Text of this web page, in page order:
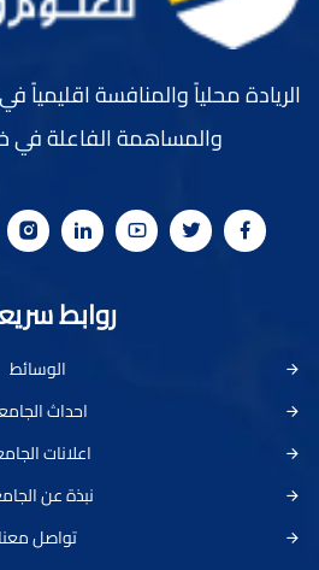
الريادة محلياً والمنافسة اقليمياً
والمساهمة الفاعلة في
روابط
الوسائط
احداث
اعلانات
نبذة عن
تواصل معنا